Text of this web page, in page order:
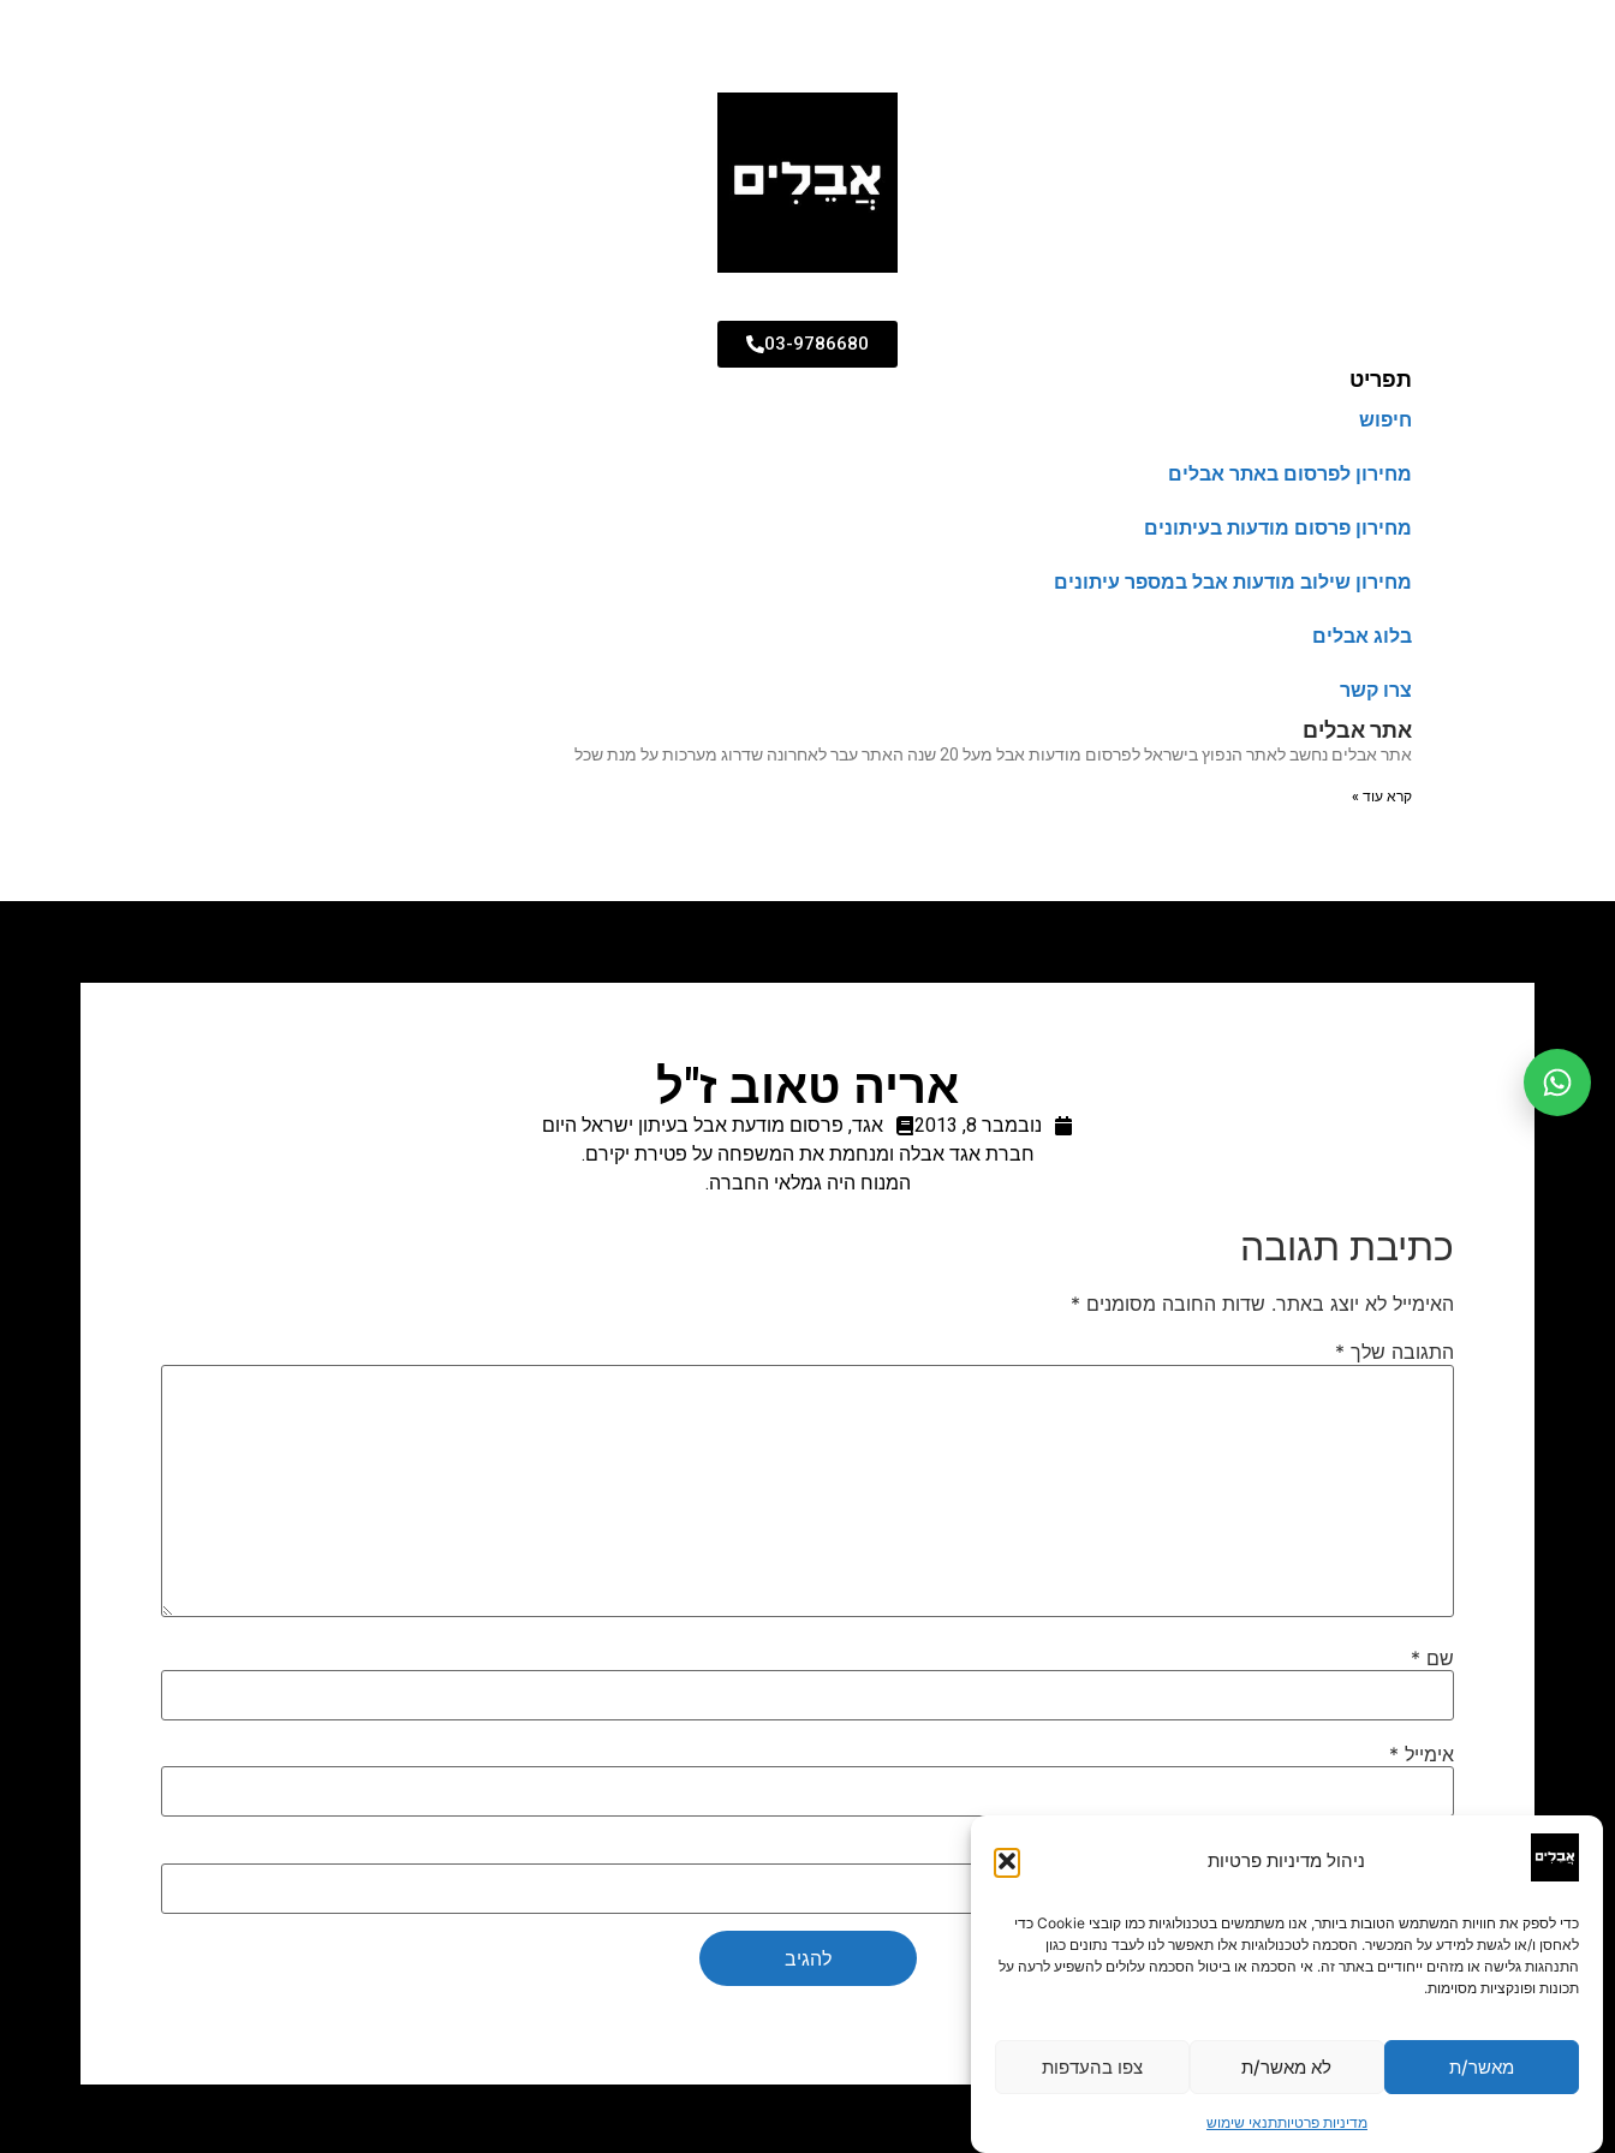
ניהול מדיניות פרטיות
כדי לספק את חוויות המשתמש הטובות ביותר, אנו משתמשים בטכנולוגיות כמו קובצי Cookie כדי
לאחסן ו/או לגשת למידע על המכשיר. הסכמה לטכנולוגיות אלו תאפשר לנו לעבד נתונים כגון
התנהגות גלישה או מזהים ייחודיים באתר זה. אי הסכמה או ביטול הסכמה עלולים להשפיע לרעה על
תכונות ופונקציות מסוימות.
מאשר/ת לא מאשר/ת צפו בהעדפות
מדיניות פרטיותתנאי שימוש
03-9786680
תפריט
חיפוש
מחירון לפרסום באתר אבלים
מחירון פרסום מודעות בעיתונים
מחירון שילוב מודעות אבל במספר עיתונים
בלוג אבלים
צרו קשר
אתר אבלים
אתר אבלים נחשב לאתר הנפוץ בישראל לפרסום מודעות אבל מעל 20 שנה האתר עבר לאחרונה שדרוג מערכות על מנת שכל
קרא עוד »
אריה טאוב ז"ל
נובמבר 8, 2013 אגד, פרסום מודעת אבל בעיתון ישראל היום
חברת אגד אבלה ומנחמת את המשפחה על פטירת יקירם.
המנוח היה גמלאי החברה.
כתיבת תגובה
האימייל לא יוצג באתר. שדות החובה מסומנים *
התגובה שלך *
שם *
אימייל *